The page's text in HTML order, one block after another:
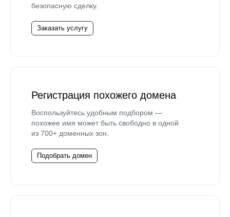
безопасную сделку.
Заказать услугу
Регистрация похожего домена
Воспользуйтесь удобным подбором —
похожее имя может быть свободно в одной
из 700+ доменных зон.
Подобрать домен